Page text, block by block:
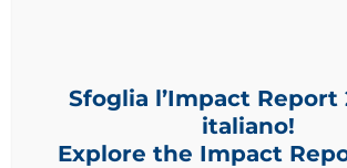
Sfoglia l’Impact Report
italiano!
Explore the Impact